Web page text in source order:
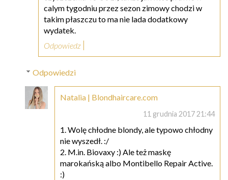
calym tygodniu przez sezon zimowy chodzi w
takim płaszczu to ma nie lada dodatkowy
wydatek.
Odpowiedz
Odpowiedzi
Natalia | Blondhaircare.com
11 grudnia 2017 21:44
1. Wolę chłodne blondy, ale typowo chłodny
nie wyszedł. :/
2. M.in. Biovaxy :) Ale też maskę
marokańską albo Montibello Repair Active.
:)